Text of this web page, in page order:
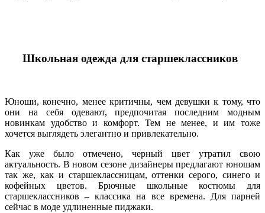
Школьная одежда для старшеклассников
Юноши, конечно, менее критичны, чем девушки к тому, что
они на себя одевают, предпочитая последним модным
новинкам удобство и комфорт. Тем не менее, и им тоже
хочется выглядеть элегантно и привлекательно.
Как уже было отмечено, черный цвет утратил свою
актуальность. В новом сезоне дизайнеры предлагают юношам
так же, как и старшеклассницам, оттенки серого, синего и
кофейных цветов. Брючные школьные костюмы для
старшеклассников – классика на все времена. Для парней
сейчас в моде удлиненные пиджаки.